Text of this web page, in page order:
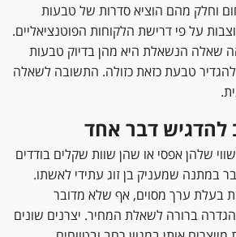
וחלק מהם הוציא סדרות של טבעות
על פי דרישת הלקוחות הפוטנציאליים.
שאלה הנשאלת היא מהן בדיוק טבעות
להגדיר טבעת כזאת כזולה. התשובה לשאלה
להדגיש דבר אחד
שלהן אפסי או שהן שוות שקלים בודדים
במתנה שמעניק בן זוג עתידי לאשתו.
בעלת ערך מסוים, אף שלא מדובר
ברורה לשאלת המחיר. יצרנים שונים